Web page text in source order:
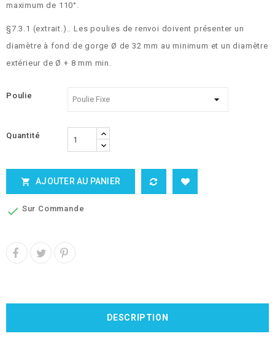
maximum de 110°.
§7.3.1 (extrait.).. Les poulies de renvoi doivent présenter un
diamètre à fond de gorge Ø de 32 mm au minimum et un diamètre
extérieur de Ø + 8 mm min.
Poulie
Quantité
 AJOUTER AU PANIER
 Sur Commande
DESCRIPTION